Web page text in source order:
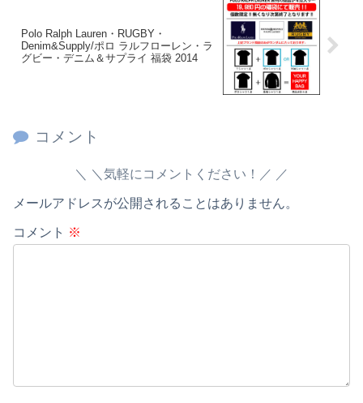
Polo Ralph Lauren・RUGBY・
Denim&Supply/ポロ ラルフローレン・ラ
グビー・デニム＆サプライ 福袋 2014
コメント
＼気軽にコメントください！／
メールアドレスが公開されることはありません。
コメント ※